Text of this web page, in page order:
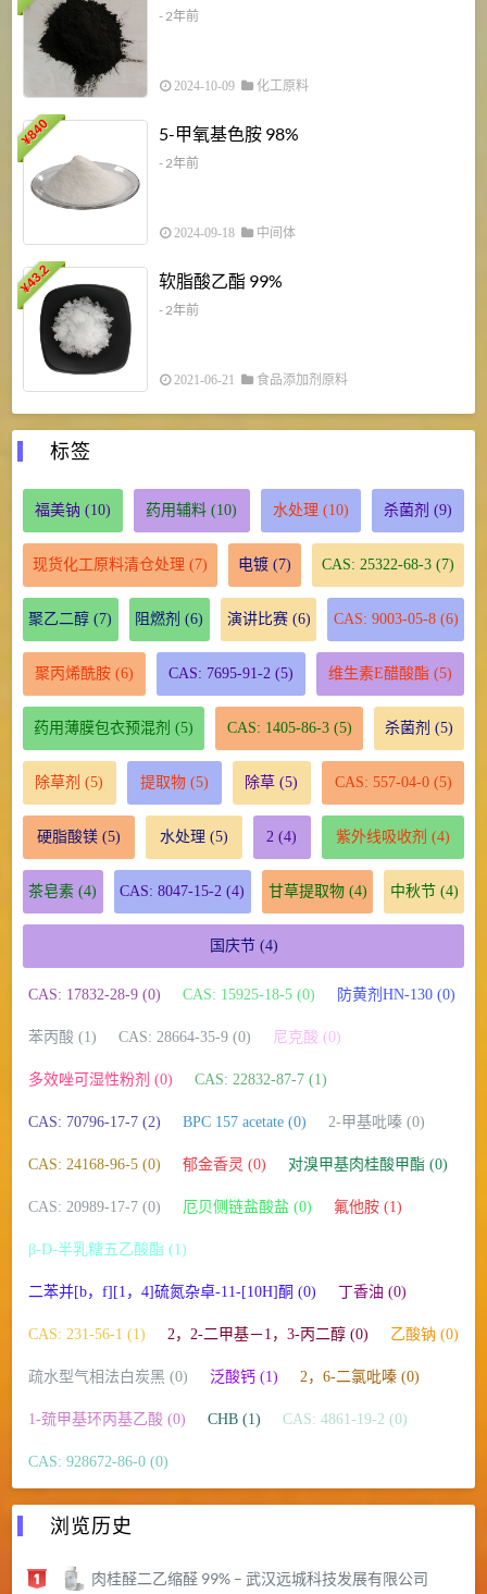
- 2年前
2024-10-09 化工原料
¥
840 5-甲氧基色胺 98%
- 2年前
2024-09-18 中间体
¥
43.2 软脂酸乙酯 99%
- 2年前
2021-06-21 食品添加剂原料
标签
福美钠 (10) 药用辅料 (10) 水处理 (10) 杀菌剂 (9)
现货化工原料清仓处理 (7) 电镀 (7) CAS: 25322-68-3 (7)
聚乙二醇 (7) 阻燃剂 (6) 演讲比赛(6) CAS: 9003-05-8(6)
聚丙烯酰胺(6) CAS: 7695-91-2 (5) 维生素E醋酸酯 (5)
药用薄膜包衣预混剂 (5) CAS: 1405-86-3(5) 杀菌剂 (5)
除草剂 (5) 提取物(5) 除草 (5) CAS: 557-04-0(5)
硬脂酸镁(5) 水处理 (5) 2 (4) 紫外线吸收剂 (4)
茶皂素 (4) CAS: 8047-15-2 (4) 甘草提取物(4) 中秋节(4)
国庆节(4)
CAS: 17832-28-9 (0) CAS: 15925-18-5 (0) 防黄剂HN-130 (0)
苯丙酸 (1) CAS: 28664-35-9 (0) 尼克酸 (0)
多效唑可湿性粉剂 (0) CAS: 22832-87-7 (1)
CAS: 70796-17-7 (2) BPC 157 acetate (0) 2-甲基吡嗪 (0)
CAS: 24168-96-5 (0) 郁金香灵 (0) 对溴甲基肉桂酸甲酯 (0)
CAS: 20989-17-7 (0) 厄贝侧链盐酸盐 (0) 氟他胺 (1)
β-D-半乳糖五乙酸酯 (1)
二苯并[b，f][1，4]硫氮杂卓-11-[10H]酮 (0) 丁香油 (0)
CAS: 231-56-1 (1) 2，2-二甲基－1，3-丙二醇 (0) 乙酸钠 (0)
疏水型气相法白炭黑 (0) 泛酸钙 (1) 2，6-二氯吡嗪 (0)
1-巯甲基环丙基乙酸 (0) CHB (1) CAS: 4861-19-2 (0)
CAS: 928672-86-0 (0)
浏览历史
肉桂醛二乙缩醛 99% – 武汉远城科技发展有限公司